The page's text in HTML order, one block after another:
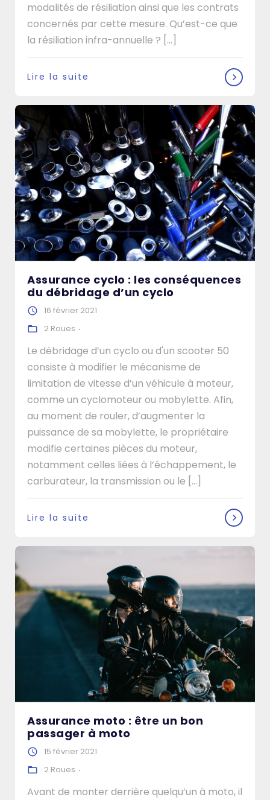
modalités de résiliation ainsi que les contrats
concernés par cette mesure. Qu’est-ce que
la résiliation infra-annuelle ? [...]
Lire la suite
Assurance cyclo : les conséquences
du débridage d’un cyclo
16 février 2021
2 Roues
Le débridage d’un cyclo ou d'un scooter 50
consiste à modifier le mécanisme de
limitation de vitesse d’un véhicule à moteur,
comme un cyclomoteur ou mobylette. Afin,
au moment de rouler, d’augmenter la
puissance de sa mobylette, le propriétaire
modifie certaines pièces du moteur,
notamment celles liées à l’échappement, le
carburateur, la transmission ou le [...]
Lire la suite
Assurance moto : être un bon
passager à moto
15 février 2021
2 Roues
Avant de monter derrière quelqu’un à moto, il